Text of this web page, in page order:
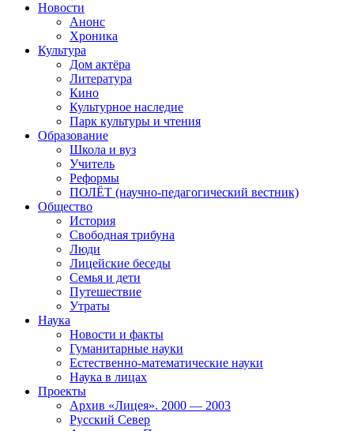
Новости
Анонс
Хроника
Культура
Дом актёра
Литература
Кино
Культурное наследие
Парк культуры и чтения
Образование
Школа и вуз
Учитель
Реформы
ПОЛЁТ (научно-педагогический вестник)
Общество
История
Свободная трибуна
Люди
Лицейские беседы
Семья и дети
Путешествие
Утраты
Наука
Новости и факты
Гуманитарные науки
Естественно-математические науки
Наука в лицах
Проекты
Архив «Лицея». 2000 — 2003
Русский Север